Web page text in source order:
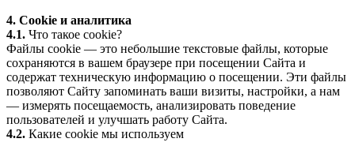
4. Cookie и аналитика
4.1. Что такое cookie?
Файлы cookie — это небольшие текстовые файлы, которые
сохраняются в вашем браузере при посещении Сайта и
содержат техническую информацию о посещении. Эти файлы
позволяют Сайту запоминать ваши визиты, настройки, а нам
— измерять посещаемость, анализировать поведение
пользователей и улучшать работу Сайта.
4.2. Какие cookie мы используем